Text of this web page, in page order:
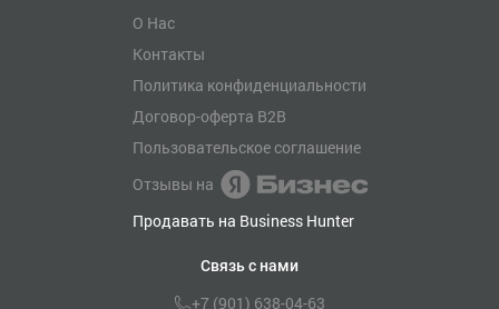
О Нас
Контакты
Политика конфиденциальности
Договор-оферта B2B
Пользовательское соглашение
Отзывы на
Продавать на Business Hunter
Связь с нами
+7 (901) 638-04-63